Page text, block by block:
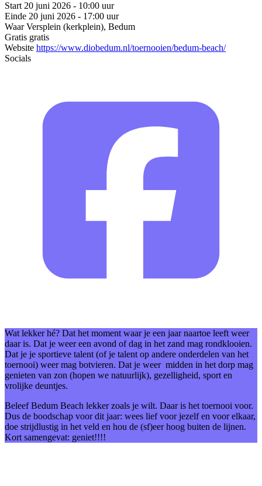
Start 20 juni 2026 - 10:00 uur
Einde 20 juni 2026 - 17:00 uur
Waar Versplein (kerkplein), Bedum
Gratis gratis
Website https://www.diobedum.nl/toernooien/bedum-beach/
Socials
Wat lekker hé? Dat het moment waar je een jaar naartoe leeft weer
daar is. Dat je weer een avond of dag in het zand mag rondklooien.
Dat je je sportieve talent (of je talent op andere onderdelen van het
toernooi) weer mag botvieren. Dat je weer midden in het dorp mag
genieten van zon (hopen we natuurlijk), gezelligheid, sport en
vrolijke deuntjes.
Beleef Bedum Beach lekker zoals je wilt. Daar is het toernooi voor.
Dus de boodschap voor dit jaar: wees lief voor jezelf en voor elkaar,
doe strijdlustig in het veld en hou de (sf)eer hoog buiten de lijnen.
Kort samengevat: geniet!!!!